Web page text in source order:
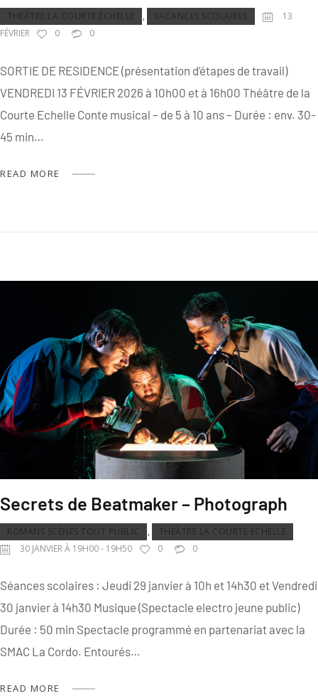
THÉÂTRE LA COURTE ÉCHELLE , VACANCES SCOLAIRES
13
FÉVRIER
0 0
SORTIE DE RESIDENCE (présentation d’étapes de travail)
VENDREDI 13 FÉVRIER 2026 à 10h00 et à 16h00 Théâtre de la
Courte Echelle Conte musical – de 5 à 10 ans – Durée : env. 30-
45 min…
READ MORE
Secrets de Beatmaker – Photograph
ROMANS SCÈNES TOUT PUBLIC ,
THÉÂTRE LA COURTE ÉCHELLE
30 JANVIER À 19H00 - 19H50
0 0
Séances scolaires : Jeudi 29 janvier à 10h et 14h30 et Vendredi
30 janvier à 14h30 Musique (Spectacle electro jeune public)
Durée : 50 min Spectacle programmé en partenariat avec la
SMAC La Cordo. Entourés…
READ MORE